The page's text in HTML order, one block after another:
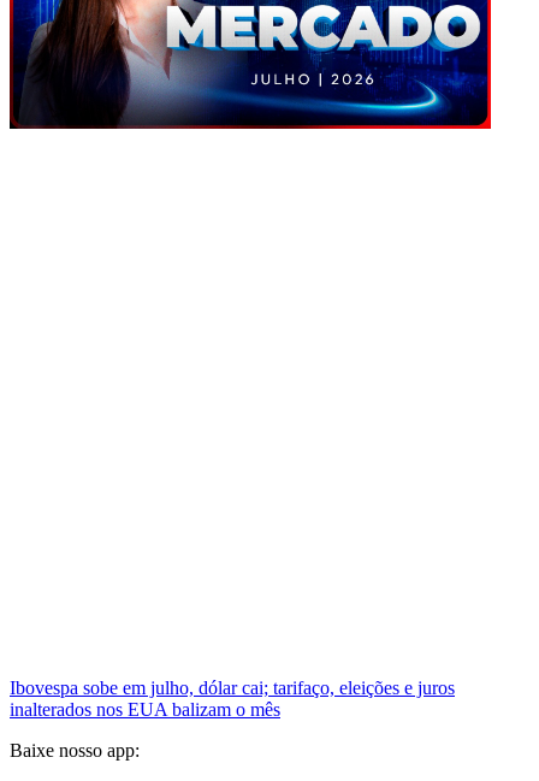
Ibovespa sobe em julho, dólar cai; tarifaço, eleições e juros
inalterados nos EUA balizam o mês
Baixe nosso app: